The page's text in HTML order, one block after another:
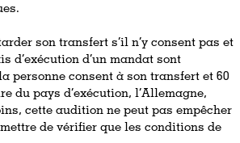
son transfert s’il n’y consent pas et
d’exécution d’un mandat sont
personne consent à son transfert et 60
du pays d’exécution, l’Allemagne,
cette audition ne peut pas empêcher
de vérifier que les conditions de